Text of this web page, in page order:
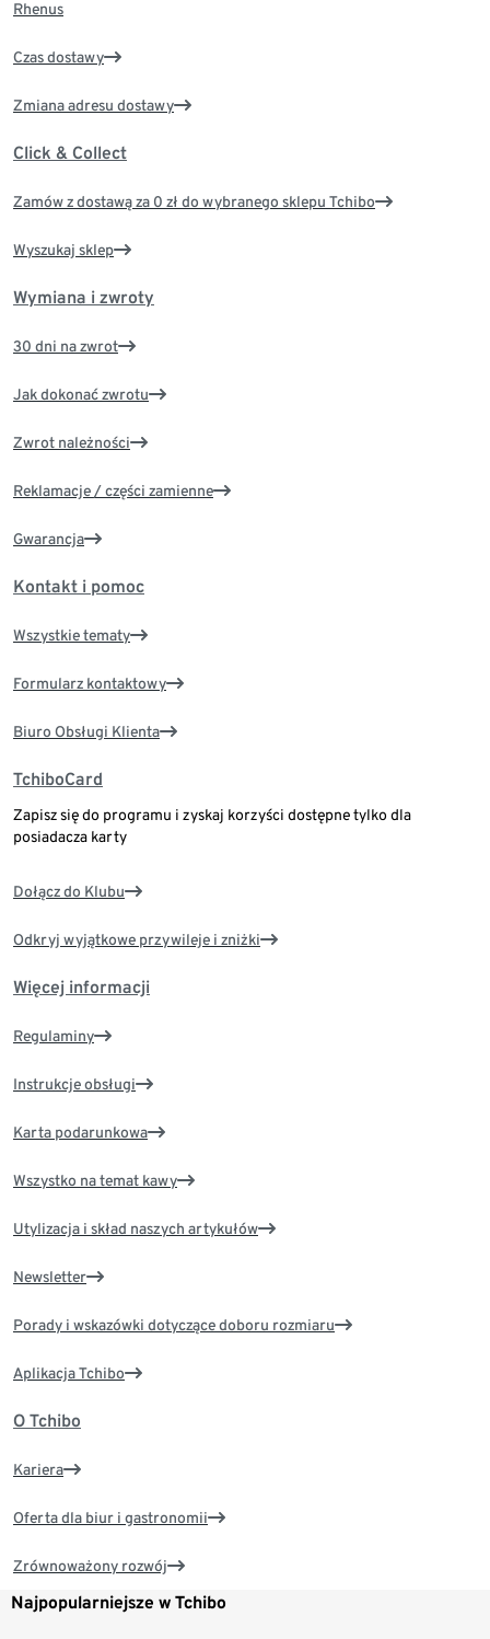
Rhenus
Czas dostawy
Zmiana adresu dostawy
Click & Collect
Zamów z dostawą za 0 zł do wybranego sklepu Tchibo
Wyszukaj sklep
Wymiana i zwroty
30 dni na zwrot
Jak dokonać zwrotu
Zwrot należności
Reklamacje / części zamienne
Gwarancja
Kontakt i pomoc
Wszystkie tematy
Formularz kontaktowy
Biuro Obsługi Klienta
TchiboCard
Zapisz się do programu i zyskaj korzyści dostępne tylko dla
posiadacza karty
Dołącz do Klubu
Odkryj wyjątkowe przywileje i zniżki
Więcej informacji
Regulaminy
Instrukcje obsługi
Karta podarunkowa
Wszystko na temat kawy
Utylizacja i skład naszych artykułów
Newsletter
Porady i wskazówki dotyczące doboru rozmiaru
Aplikacja Tchibo
O Tchibo
Kariera
Oferta dla biur i gastronomii
Zrównoważony rozwój
Najpopularniejsze w Tchibo